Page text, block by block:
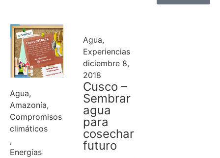
Agua,
Amazonía,
Compromisos
climáticos
,
Energías
Agua,
Experiencias
diciembre 8,
2018
Cusco –
Sembrar
agua
para
cosechar
futuro